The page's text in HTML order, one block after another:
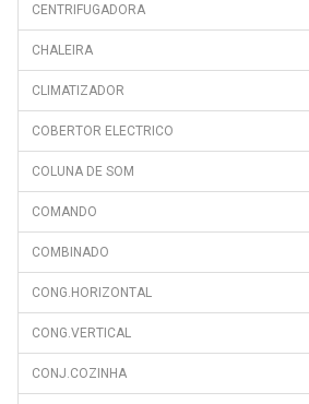
CENTRIFUGADORA
CHALEIRA
CLIMATIZADOR
COBERTOR ELECTRICO
COLUNA DE SOM
COMANDO
COMBINADO
CONG.HORIZONTAL
CONG.VERTICAL
CONJ.COZINHA